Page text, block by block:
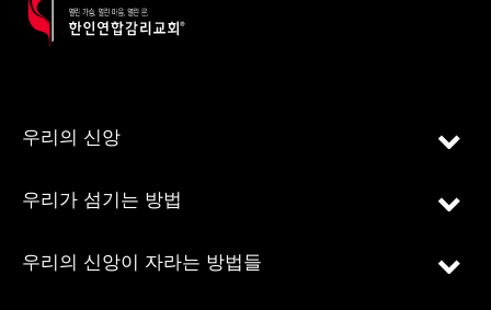
우리의 신앙
우리가 섬기는 방법
우리의 신앙이 자라는 방법들